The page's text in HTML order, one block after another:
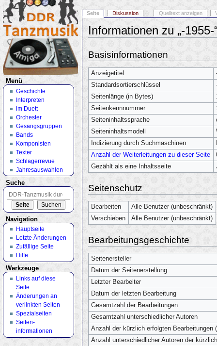
Informationen zu „-1955-
Basisinformationen
Anzeigetitel
Standardsortierschlüssel
Seitenlänge (in Bytes)
Seitenkennnummer
Seiteninhaltssprache
Seiteninhaltsmodell
Indizierung durch Suchmaschinen
Anzahl der Weiterleitungen zu dieser Seite
Gezählt als eine Inhaltsseite
Seitenschutz
Bearbeiten
Alle Benutzer (unbeschränkt)
Verschieben
Alle Benutzer (unbeschränkt)
Bearbeitungsgeschichte
Seitenersteller
Datum der Seitenerstellung
Letzter Bearbeiter
Datum der letzten Bearbeitung
Gesamtzahl der Bearbeitungen
Gesamtzahl unterschiedlicher Autoren
Anzahl der kürzlich erfolgten Bearbeitungen
Anzahl unterschiedlicher Autoren der
Seite Diskussion Quelltext anzeigen
Menü
Geschichte
Interpreten
im Duett
Orchester
Gesangsgruppen
Bands
Komponisten
Texter
Schlagerrevue
Jahresauswahlen
Suche
Navigation
Hauptseite
Letzte Änderungen
Zufällige Seite
Hilfe
Werkzeuge
Links auf diese
Seite
Änderungen an
verlinkten Seiten
Spezialseiten
Seiten­
informationen